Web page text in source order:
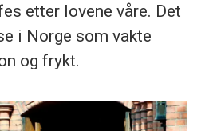
etter lovene våre. Det
i Norge som vakte
og frykt.